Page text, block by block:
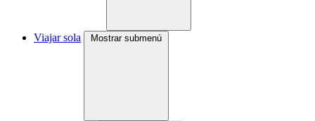
Viajar sola Mostrar submenú